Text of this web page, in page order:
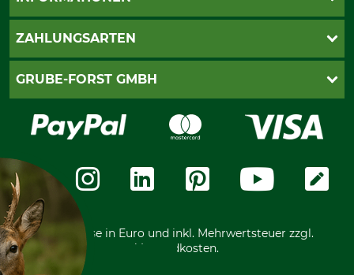
AGB
Widerrufsformular
Zahlungsarten
ZAHLUNGSARTEN
PayPal
Rechnung
Vorkasse
GRUBE-FORST GMBH
Karriere
Über uns
Community
International
*Alle Preise in Euro und inkl. Mehrwertsteuer zzgl.
Versandkosten.